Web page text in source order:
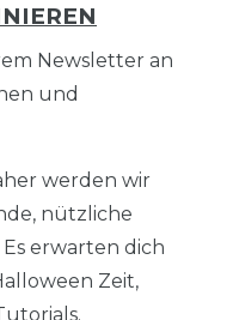
Newsletter an
und
werden wir
nützliche
erwarten dich
Zeit,